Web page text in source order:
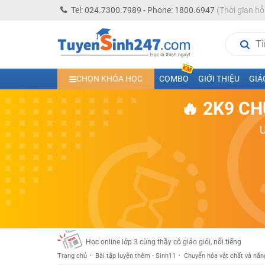
Tel: 024.7300.7989 - Phone: 1800.6947(Thời gian
CHỌN KHÓA HỌC COMBO GIỚI THIỆU
🔥 2K9
Học trực tuyến lớp 10 các môn Toán - Lý - Hóa - Văn -
Học online trực tuyến cấp Tiểu học và THCS năm học
Học online lớp 5 cùng thầy cô giáo giỏi, nổi tiếng
Học online lớp 7 cùng thầy cô giáo giỏi
Học online lớp 6 cùng thầy cô giỏi, nổi tiếng
Học online lớp 8 cùng thầy cô giáo giỏi
2K13! Bứt Phá Lớp 5 Năm Học 2023 - 2024
Học online lớp 4 cùng thầy cô giáo giỏi, nổi tiếng
Học online lớp 3 cùng thầy cô giáo giỏi, nổi tiếng
Học online lớp 2 với thầy cô giáo giỏi, nổi tiếng
Trang chủ Bài tập luyện thêm - Sinh11 Chuyển hóa vật chất và